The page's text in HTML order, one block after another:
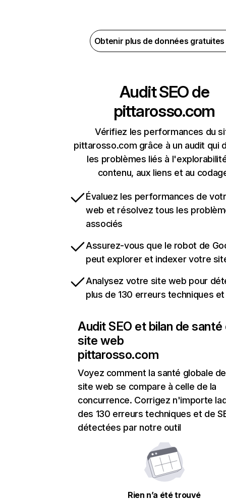
Obtenir plus de données
Audit SEO de
pittarosso.com
Vérifiez les performances du
pittarosso.com grâce à un audit qui
les problèmes liés à
contenu, aux liens et au
Évaluez les performances de
web et résolvez tous les
associés
Assurez-vous que le robot de
peut explorer et indexer votre
Analysez votre site web pour
plus de 130 erreurs techniques et
Audit SEO et bilan de santé
site web
pittarosso.com
Voyez comment la santé globale
site web se compare à celle de la
concurrence. Corrigez n'importe
des 130 erreurs techniques et de
détectées par notre outil
Rien n’a été trouvé